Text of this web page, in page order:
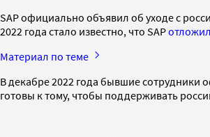
SAP официально объявил об уходе с
2022 года стало известно, что SAPотложил
Материал по теме
В декабре 2022 года бывшие сотрудники
готовы к тому, чтобы поддерживать